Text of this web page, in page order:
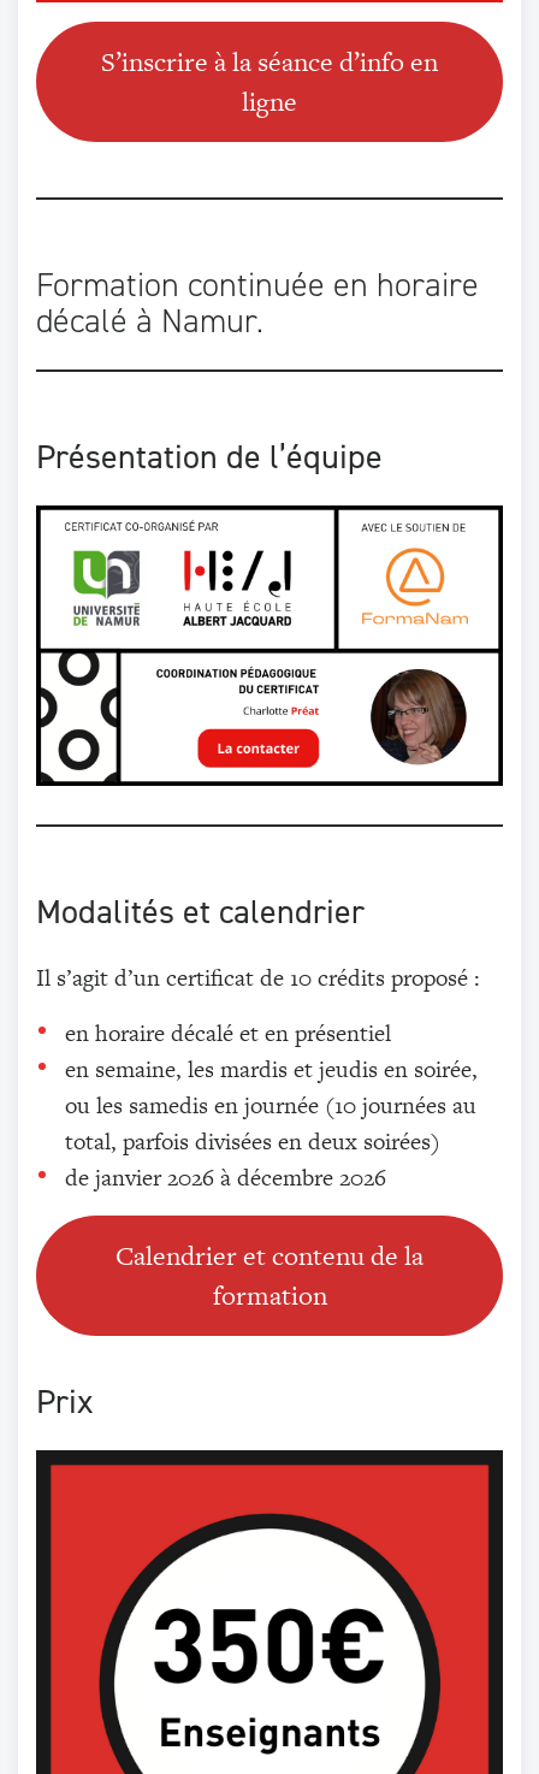
S’inscrire à la séance d’info en
ligne
Formation continuée en horaire
décalé à Namur.
Présentation de l’équipe
Modalités et calendrier
Il s’agit d’un certificat de 10 crédits proposé :
en horaire décalé et en présentiel
en semaine, les mardis et jeudis en soirée,
ou les samedis en journée (10 journées au
total, parfois divisées en deux soirées)
de janvier 2026 à décembre 2026
Calendrier et contenu de la
formation
Prix